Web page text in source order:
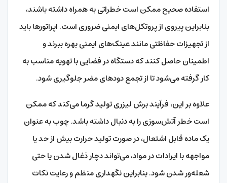
استفاده صحیح ممکن است خطراتی به همراه داشته باشند،
بنابراین پیروی از پروتکل‌های ایمنی ضروری است. اپراتورها باید
از تجهیزات حفاظتی مانند عینک‌های ایمنی بهره ببرند و
اطمینان حاصل کنند که دستگاه در فضایی با تهویه مناسب به
کار گرفته می‌شود تا از تجمع دودهای مضر جلوگیری شود.
علاوه بر این، فرآیند برش لیزری تولید گرما می‌کند که ممکن
است خطر آتش‌سوزی را به دنبال داشته باشد. چوب به عنوان
یک ماده قابل اشتعال، در صورت تولید حرارت بیش از حد یا
مواجهه با ایرادات در مواد، می‌تواند دچار ذغال شدن یا حتی
شعله‌ور شدن شود. بنابراین نگهداری منظم و رعایت نکات